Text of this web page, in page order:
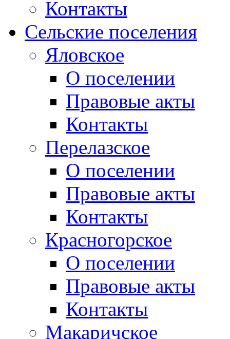
Контакты
Сельские поселения
Яловское
О поселении
Правовые акты
Контакты
Перелазское
О поселении
Правовые акты
Контакты
Красногорское
О поселении
Правовые акты
Контакты
Макаричское